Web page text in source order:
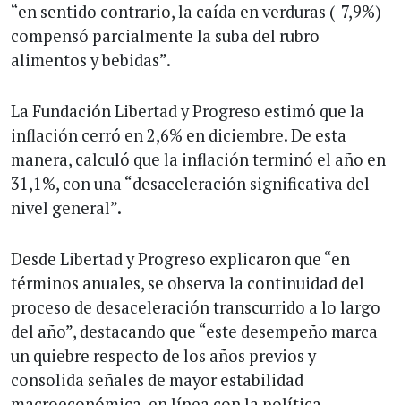
“en sentido contrario, la caída en verduras (-7,9%)
compensó parcialmente la suba del rubro
alimentos y bebidas”.
La Fundación Libertad y Progreso estimó que la
inflación cerró en 2,6% en diciembre. De esta
manera, calculó que la inflación terminó el año en
31,1%, con una “desaceleración significativa del
nivel general”.
Desde Libertad y Progreso explicaron que “en
términos anuales, se observa la continuidad del
proceso de desaceleración transcurrido a lo largo
del año”, destacando que “este desempeño marca
un quiebre respecto de los años previos y
consolida señales de mayor estabilidad